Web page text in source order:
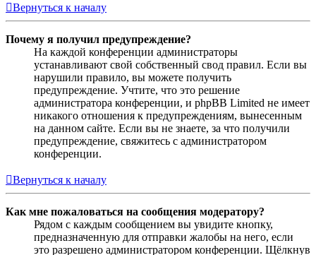
Вернуться к началу
Почему я получил предупреждение?
На каждой конференции администраторы
устанавливают свой собственный свод правил. Если вы
нарушили правило, вы можете получить
предупреждение. Учтите, что это решение
администратора конференции, и phpBB Limited не имеет
никакого отношения к предупреждениям, вынесенным
на данном сайте. Если вы не знаете, за что получили
предупреждение, свяжитесь с администратором
конференции.
Вернуться к началу
Как мне пожаловаться на сообщения модератору?
Рядом с каждым сообщением вы увидите кнопку,
предназначенную для отправки жалобы на него, если
это разрешено администратором конференции. Щёлкнув